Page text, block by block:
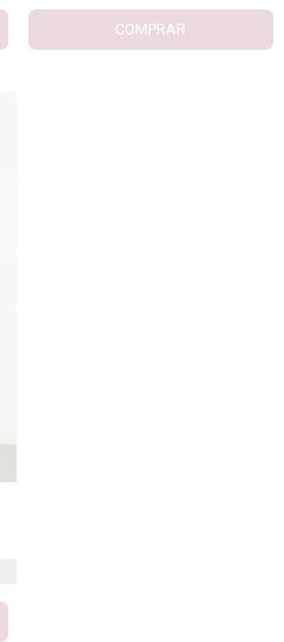
COMPRAR